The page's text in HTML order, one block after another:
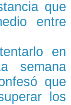
que
entre
en
semana
que
los